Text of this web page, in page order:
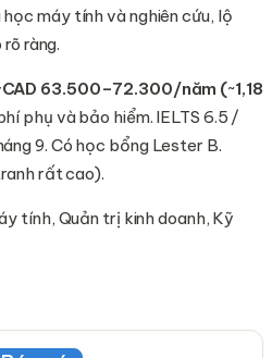
máy tính và nghiên cứu, lộ
ràng.
CAD 63.500–72.300/năm (~1,18
phụ và bảo hiểm. IELTS 6.5 /
9. Có học bổng Lester B.
rất cao).
tính, Quản trị kinh doanh, Kỹ